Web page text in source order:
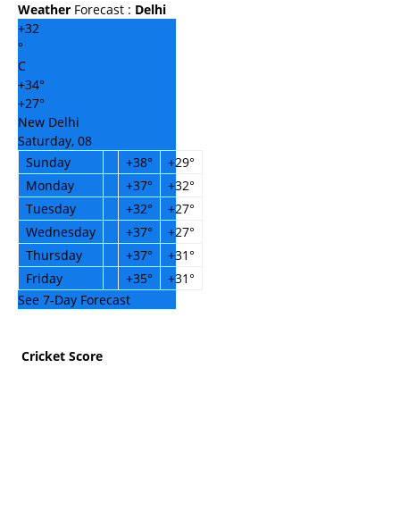
Weather Forecast : Delhi
+32
°
C
+34°
+27°
New Delhi
Saturday, 08
Sunday
+38° +29°
Monday
+37° +32°
Tuesday
+32° +27°
Wednesday
+37° +27°
Thursday
+37° +31°
Friday
+35° +31°
See 7-Day Forecast
Cricket Score